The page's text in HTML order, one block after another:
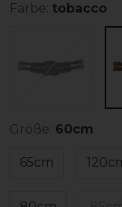
Farbe: tobacco
Größe: 60cm
65cm